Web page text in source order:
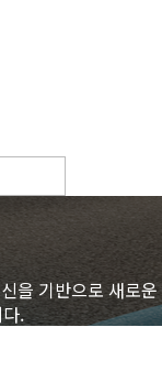
을 기반으로 새로운
.